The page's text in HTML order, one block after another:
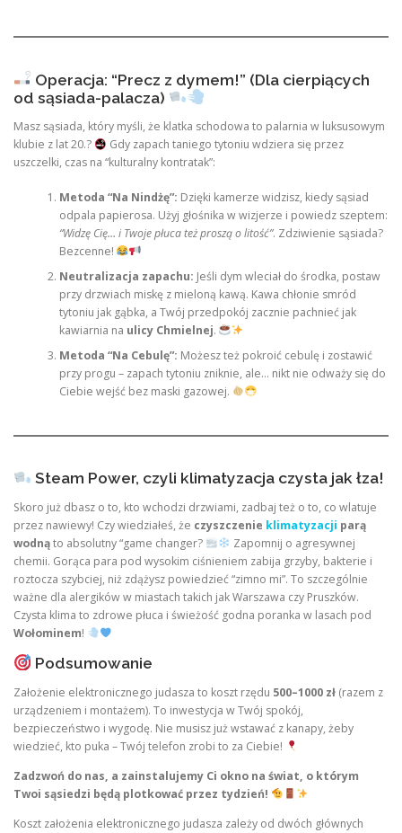
Operacja: “Precz z dymem!” (Dla cierpiących
od sąsiada-palacza)
Masz sąsiada, który myśli, że klatka schodowa to palarnia w luksusowym
klubie z lat 20.?
Gdy zapach taniego tytoniu wdziera się przez
uszczelki, czas na “kulturalny kontratak”:
Metoda “Na Nindżę”: Dzięki kamerze widzisz, kiedy sąsiad
odpala papierosa. Użyj głośnika w wizjerze i powiedz szeptem:
“Widzę Cię… i Twoje płuca też proszą o litość”. Zdziwienie sąsiada?
Bezcenne!
Neutralizacja zapachu: Jeśli dym wleciał do środka, postaw
przy drzwiach miskę z mieloną kawą. Kawa chłonie smród
tytoniu jak gąbka, a Twój przedpokój zacznie pachnieć jak
kawiarnia na ulicy Chmielnej.
Metoda “Na Cebulę”: Możesz też pokroić cebulę i zostawić
przy progu – zapach tytoniu zniknie, ale… nikt nie odważy się do
Ciebie wejść bez maski gazowej.
Steam Power, czyli klimatyzacja czysta jak łza!
Skoro już dbasz o to, kto wchodzi drzwiami, zadbaj też o to, co wlatuje
przez nawiewy! Czy wiedziałeś, że czyszczenie klimatyzacji parą
wodnąto absolutny “game changer?
Zapomnij o agresywnej
chemii. Gorąca para pod wysokim ciśnieniem zabija grzyby, bakterie i
roztocza szybciej, niż zdążysz powiedzieć “zimno mi”. To szczególnie
ważne dla alergików w miastach takich jak Warszawa czy Pruszków.
Czysta klima to zdrowe płuca i świeżość godna poranka w lasach pod
Wołominem!
Podsumowanie
Założenie elektronicznego judasza to koszt rzędu 500–1000 zł (razem z
urządzeniem i montażem). To inwestycja w Twój spokój,
bezpieczeństwo i wygodę. Nie musisz już wstawać z kanapy, żeby
wiedzieć, kto puka – Twój telefon zrobi to za Ciebie!
Zadzwoń do nas, a zainstalujemy Ci okno na świat, o którym
Twoi sąsiedzi będą plotkować przez tydzień!
Koszt założenia elektronicznego judasza zależy od dwóch głównych